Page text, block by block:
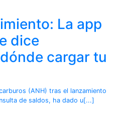
La app
dice
cargar tu
(ANH) tras el lanzamiento
de saldos, ha dado u[...]